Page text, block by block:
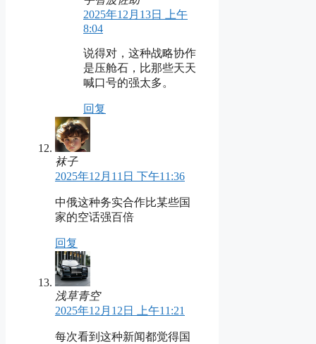
2025年12月13日 上午
8:04
说得对，这种战略协作
是压舱石，比那些天天
喊口号的强太多。
回复
袜子
2025年12月11日 下午11:36
中俄这种务实合作比某些国
家的空话强百倍
回复
浅草青空
2025年12月12日 上午11:21
每次看到这种新闻都觉得国